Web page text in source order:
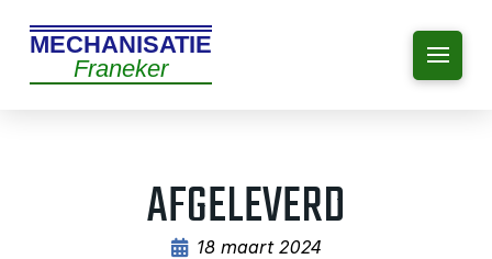
MECHANISATIE
Franeker
AFGELEVERD
18 maart 2024